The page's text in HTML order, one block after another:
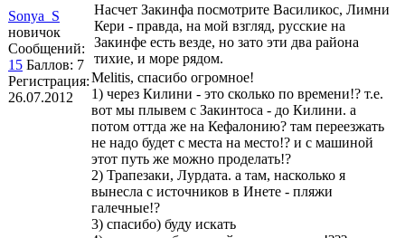
Sonya_S
новичок
Сообщений:
15 Баллов: 7
Регистрация:
26.07.2012
Насчет Закинфа посмотрите Василикос, Лимни
Кери - правда, на мой взгляд, русские на
Закинфе есть везде, но зато эти два района
тихие, и море рядом.
Melitis, спасибо огромное!
1) через Килини - это сколько по времени!? т.е.
вот мы плывем с Закинтоса - до Килини. а
потом оттда же на Кефалонию? там переезжать
не надо будет с места на место!? и с машиной
этот путь же можно проделать!?
2) Трапезаки, Лурдата. а там, насколько я
вынесла с источников в Инете - пляжи
галечные!?
3) спасибо) буду искать